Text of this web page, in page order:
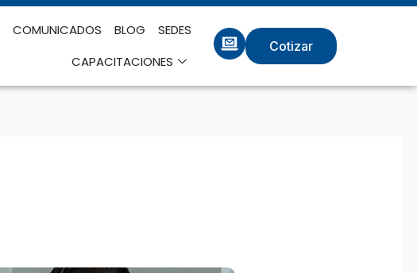
COMUNICADOS BLOG
SEDES
CAPACITACIONES
Cotizar